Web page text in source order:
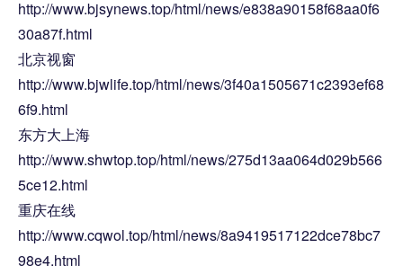
http://www.bjsynews.top/html/news/e838a90158f68aa0f6
30a87f.html
北京视窗
http://www.bjwlife.top/html/news/3f40a1505671c2393ef68
6f9.html
东方大上海
http://www.shwtop.top/html/news/275d13aa064d029b566
5ce12.html
重庆在线
http://www.cqwol.top/html/news/8a9419517122dce78bc7
98e4.html